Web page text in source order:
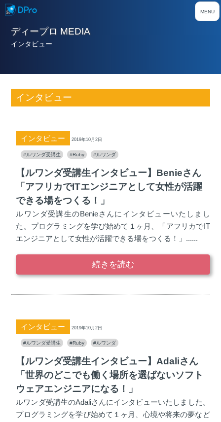
ディープロ MEDIA
インタビュー
インタビュー
インタビュー 2019年10月2日
#ルワンダ受講生 #Ruby #ルワンダ
【ルワンダ受講生インタビュー】Benieさん
「アフリカでITエンジニアとして女性が活躍
できる場をつくる！」
ルワンダ受講生のBenieさんにインタビューいたしまし
た。プログラミングを学び始めて１ヶ月、「アフリカでIT
エンジニアとして女性が活躍できる場をつくる！」......
続きを読む
インタビュー 2019年10月2日
#ルワンダ受講生 #Ruby #ルワンダ
【ルワンダ受講生インタビュー】Adaliさん
「世界のどこでも働く場所を選ばないソフト
ウェアエンジニアになる！」
ルワンダ受講生のAdaliさんにインタビューいたしました。
プログラミングを学び始めて１ヶ月、心境や将来の夢など